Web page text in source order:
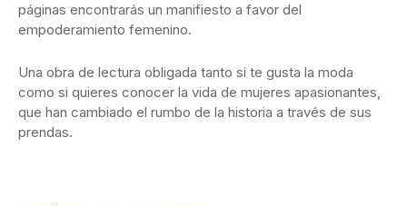
páginas encontrarás un manifiesto a favor del
empoderamiento femenino.
Una obra de lectura obligada tanto si te gusta la moda
como si quieres conocer la vida de mujeres apasionantes,
que han cambiado el rumbo de la historia a través de sus
prendas.